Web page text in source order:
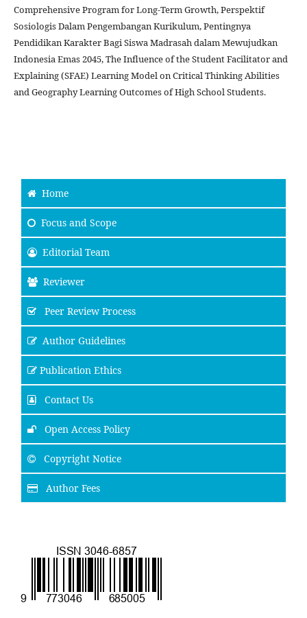
Comprehensive Program for Long-Term Growth, Perspektif
Sosiologis Dalam Pengembangan Kurikulum, Pentingnya
Pendidikan Karakter Bagi Siswa Madrasah dalam Mewujudkan
Indonesia Emas 2045, The Influence of the Student Facilitator and
Explaining (SFAE) Learning Model on Critical Thinking Abilities
and Geography Learning Outcomes of High School Students.
Home
Focus and Scope
Editorial Team
Reviewer
Peer Review Process
Author Guidelines
Publication Ethics
Contact Us
Open Access Policy
Copyright Notice
Author Fees